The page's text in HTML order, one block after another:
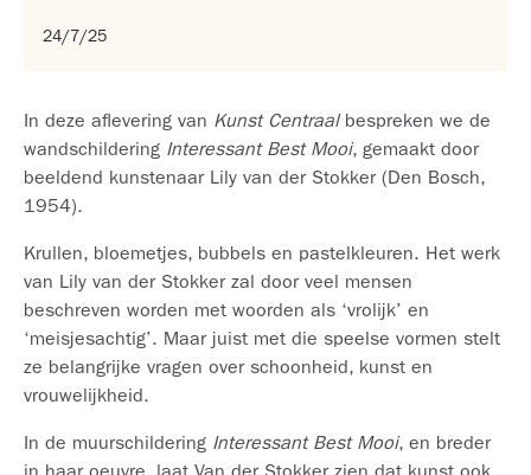
24/7/25
In deze aflevering van Kunst Centraalbespreken we de
wandschildering Interessant Best Mooi, gemaakt door
beeldend kunstenaar Lily van der Stokker (Den Bosch,
1954).
Krullen, bloemetjes, bubbels en pastelkleuren. Het werk
van Lily van der Stokker zal door veel mensen
beschreven worden met woorden als ‘vrolijk’ en
‘meisjesachtig’. Maar juist met die speelse vormen stelt
ze belangrijke vragen over schoonheid, kunst en
vrouwelijkheid.
In de muurschildering Interessant Best Mooi, en breder